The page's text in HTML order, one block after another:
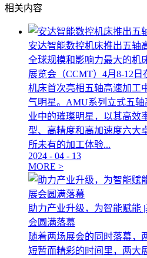
相关内容
安达智能数控机床推出五轴
全球规模和影响力最大的机
展览会（CCMT）4月8-12
机床首次亮相五轴高速加工
气明星。AMU系列立式五
业中的璀璨明星，以其高效
型、高精度和高加速度六大
所未有的加工体验...
2024 - 04 - 13
MORE >
助力产业升级，为智能赋能
会圆满落幕
随着两场展会的同时落幕，
短暂而精彩的时间里，两大